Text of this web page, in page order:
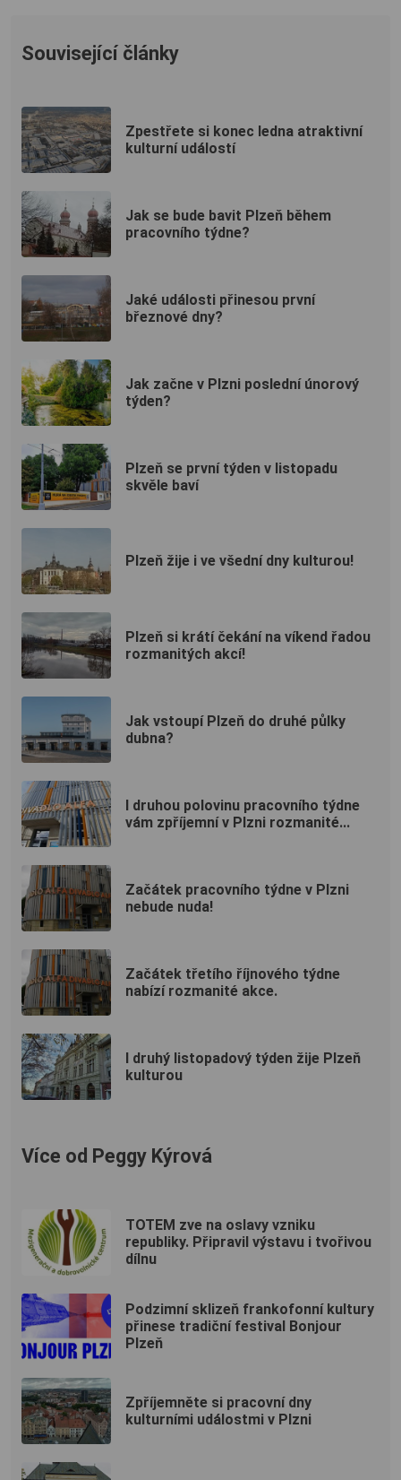
Související články
Zpestřete si konec ledna atraktivní
kulturní událostí
Jak se bude bavit Plzeň během
pracovního týdne?
Jaké události přinesou první
březnové dny?
Jak začne v Plzni poslední únorový
týden?
Plzeň se první týden v listopadu
skvěle baví
Plzeň žije i ve všední dny kulturou!
Plzeň si krátí čekání na víkend řadou
rozmanitých akcí!
Jak vstoupí Plzeň do druhé půlky
dubna?
I druhou polovinu pracovního týdne
vám zpříjemní v Plzni rozmanité...
Začátek pracovního týdne v Plzni
nebude nuda!
Začátek třetího říjnového týdne
nabízí rozmanité akce.
I druhý listopadový týden žije Plzeň
kulturou
Více od Peggy Kýrová
TOTEM zve na oslavy vzniku
republiky. Připravil výstavu i tvořivou
dílnu
Podzimní sklizeň frankofonní kultury
přinese tradiční festival Bonjour
Plzeň
Zpříjemněte si pracovní dny
kulturními událostmi v Plzni